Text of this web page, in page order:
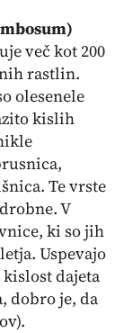
več kot 200
rastlin.
olesenele
kislih
Te vrste
V
ki so jih
Uspevajo
dajeta
dobro je, da